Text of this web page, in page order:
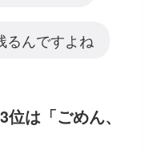
るんですよね
は「ごめん、